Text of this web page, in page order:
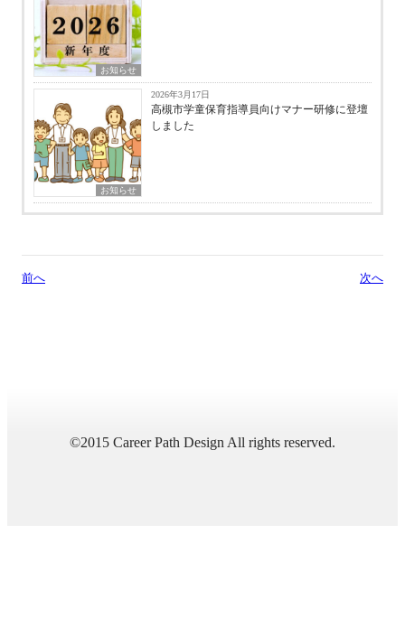
お知らせ
お知らせ
2026年3月17日
高槻市学童保育指導員向けマナー研修に登壇
しました
前へ 次へ
©2015 Career Path Design All rights reserved.